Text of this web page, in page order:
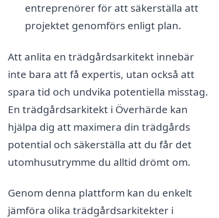
entreprenörer för att säkerställa att
projektet genomförs enligt plan.
Att anlita en trädgårdsarkitekt innebär
inte bara att få expertis, utan också att
spara tid och undvika potentiella misstag.
En trädgårdsarkitekt i Överhärde kan
hjälpa dig att maximera din trädgårds
potential och säkerställa att du får det
utomhusutrymme du alltid drömt om.
Genom denna plattform kan du enkelt
jämföra olika trädgårdsarkitekter i